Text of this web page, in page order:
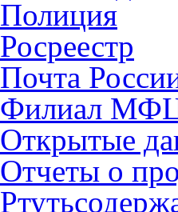
Полиция
Росреестр
Почта
Филиал
Открытые
Отчеты о